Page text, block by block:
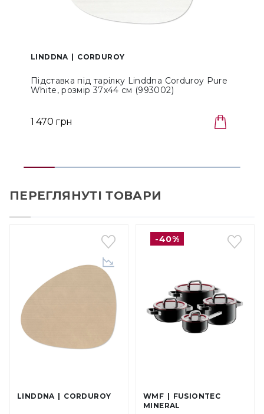
LINDDNA CORDUROY
Підставка під тарілку Linddna Corduroy Pure
White, розмір 37х44 см (993002)
1 470 грн
ПЕРЕГЛЯНУТІ ТОВАРИ
LINDDNA CORDUROY
-40%
WMF
FUSIONTEC
MINERAL